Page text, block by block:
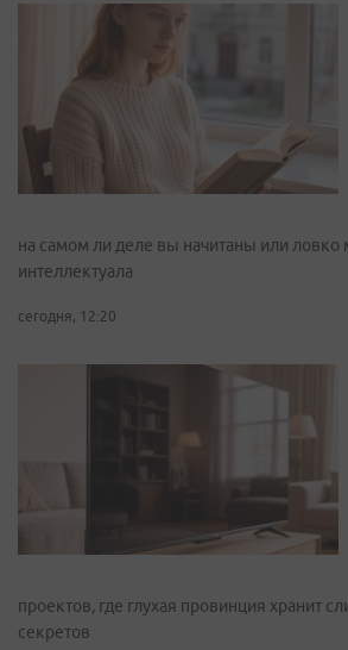
на самом ли деле вы начитаны или ловко
интеллектуала
сегодня, 12:20
проектов, где глухая провинция хранит
секретов